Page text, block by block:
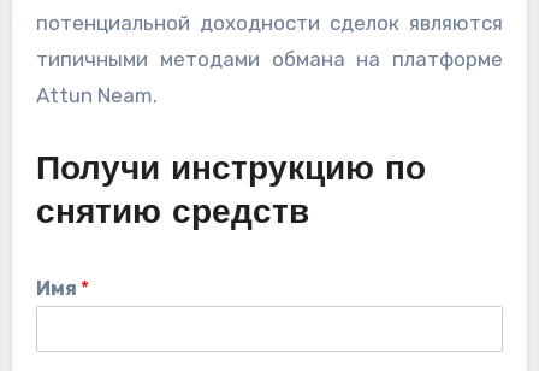
потенциальной доходности сделок являются
типичными методами обмана на платформе
Attun Neam.
Получи инструкцию по
снятию средств
Имя *